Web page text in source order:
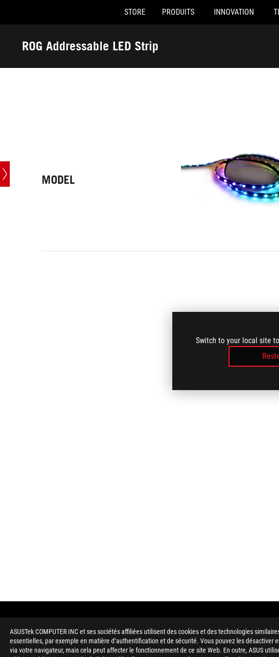
ASUSTek COMPUTER INC et ses sociétés affiliées utilisent des cookies et des technologies
essentielles, par exemple en matière d’authentification et de sécurité. Vous pouvez les désactiver
via votre navigateur, mais cela peut affecter le fonctionnement de ce site Web. En outre, ASUS
Switch to your local site
Accessibility links
STORE PRODUITS INNOVATION
ROG Addressable LED Strip
Caractéristiques
MODEL
ROG
Disclaimer
En ce qui concerne les informations sur les prix, ASUS est uniquement autorisé
Le prix peut ne pas inclure les frais supplémentaires, y compris les taxes, les